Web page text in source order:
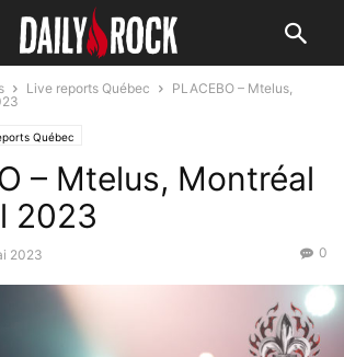
Live reports Québec
PLACEBO – Mtelus,
Québec
– Mtelus, Montréal
2023
2023 0